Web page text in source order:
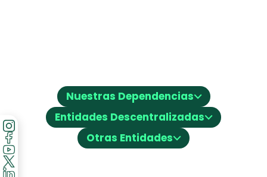
Nuestras Dependencias⌵
Entidades Descentralizadas⌵
Otras Entidades⌵